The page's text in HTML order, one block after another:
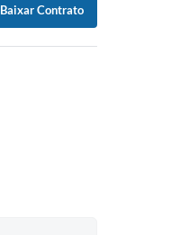
Baixar Contrato